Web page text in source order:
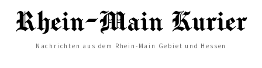
Nachrichten aus dem Rhein-Main Gebiet und Hessen